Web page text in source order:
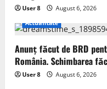
User 8
August 6, 2026
Actualitate
Anunț făcut de BRD
România. Schimbarea
User 8 August 6, 2026